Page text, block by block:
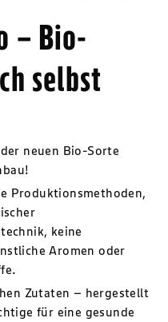
– Bio-
selbst
neuen Bio-Sorte
Produktionsmethoden,
keine
Aromen oder
Zutaten – hergestellt
für eine gesunde